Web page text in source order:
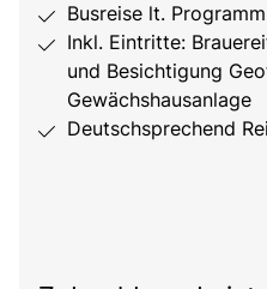
Busreise lt. Programm
Inkl. Eintritte:
und Besichtigung
Gewächshausanlage
Deutschsprechend